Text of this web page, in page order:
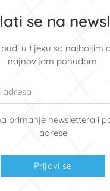
se na
budi u tijeku sa najboljim
najnovijom ponudom.
primanje newslettera i
adrese
Prijavi se